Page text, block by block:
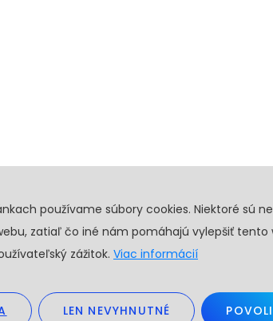
používame súbory cookies. Niektoré sú
zatiaľ čo iné nám pomáhajú vylepšiť tento
zážitok. Viac informácií
LEN NEVYHNUTNÉ